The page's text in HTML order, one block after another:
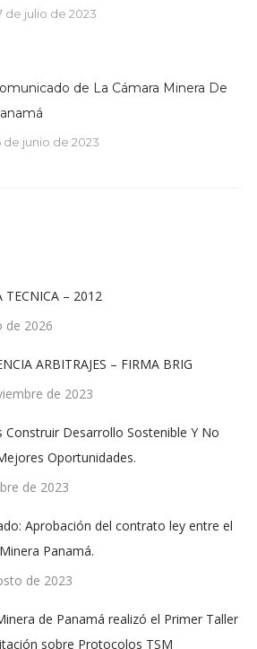
de julio de 2023
de La Cámara Minera De
de junio de 2023
TECNICA – 2012
de 2026
ARBITRAJES – FIRMA BRIG
de 2023
Construir Desarrollo Sostenible Y No
Oportunidades.
de 2023
Aprobación del contrato ley entre el
Panamá.
de 2023
de Panamá realizó el Primer Taller
sobre Protocolos TSM